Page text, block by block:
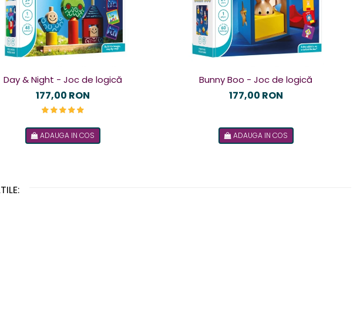
Day & Night - Joc de logică
177,00 RON
ADAUGA IN COS
Bunny Boo - Joc de logică
177,00 RON
ADAUGA IN COS